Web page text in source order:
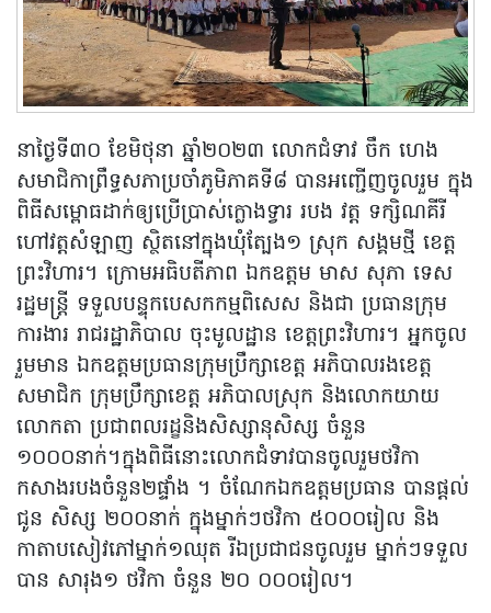
នាថ្ងៃទី៣០ ខែមិថុនា ឆ្នាំ២០២៣ លោកជំទាវ ចឹក ហេង
សមាជិកាព្រឹទ្ធសភាប្រចាំភូមិភាគទី៨ បានអញ្ជើញចូលរួម ក្នុង
ពិធីសម្ពោធដាក់ឲ្យប្រើប្រាស់ក្លោងទ្វារ របង វត្ត ទក្សិណគីរី
ហៅវត្តសំឡាញ ស្ថិតនៅក្នុងឃុំត្បែង១ ស្រុក សង្គមថ្មី ខេត្ត
ព្រះវិហារ។ ក្រោមអធិបតីភាព ឯកឧត្តម មាស សុភា ទេស
រដ្ឋមន្រ្ដី ទទួលបន្ទុកបេសកកម្មពិសេស និងជា ប្រធានក្រុម
ការងារ រាជរដ្ឋាភិបាល ចុះមូលដ្ឋាន ខេត្តព្រះវិហារ។ អ្នកចូល
រួមមាន ឯកឧត្តមប្រធានក្រុមប្រឹក្សាខេត្ត អភិបាលរងខេត្ត
សមាជិក ក្រុមប្រឹក្សាខេត្ត អភិបាលស្រុក និងលោកយាយ
លោកតា ប្រជាពលរដ្ខនិងសិស្សានុសិស្ស ចំនួន
១០០០នាក់។ក្នុងពិធីនោះលោកជំទាវបានចូលរួមថវិកា
កសាងរបងចំនួន២ផ្ទាំង ។ ចំណែកឯកឧត្តមប្រធាន បានផ្តល់
ជូន សិស្ស ២០០នាក់ ក្នុងម្នាក់ៗថវិកា ៥០០០រៀល និង
កាតាបសៀវភៅម្នាក់១ឈុត រីឯប្រជាជនចូលរួម ម្នាក់ៗទទួល
បាន សារុង១ ថវិកា ចំនួន ២០ ០០០រៀល។